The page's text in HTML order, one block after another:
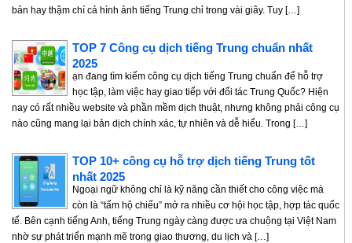
bản hay thậm chí cả hình ảnh tiếng Trung chỉ trong vài giây. Tuy […]
TOP 7 Công cụ dịch tiếng Trung chuẩn nhất
2025
ạn đang tìm kiếm công cụ dịch tiếng Trung chuẩn để hỗ trợ
học tập, làm việc hay giao tiếp với đối tác Trung Quốc? Hiện
nay có rất nhiều website và phần mềm dịch thuật, nhưng không phải công cụ
nào cũng mang lại bản dịch chính xác, tự nhiên và dễ hiểu. Trong […]
TOP 10+ công cụ hỗ trợ dịch tiếng Trung tốt
nhất 2025
Ngoại ngữ không chỉ là kỹ năng cần thiết cho công việc mà
còn là “tấm hộ chiếu” mở ra nhiều cơ hội học tập, hợp tác quốc
tế. Bên cạnh tiếng Anh, tiếng Trung ngày càng được ưa chuộng tại Việt Nam
nhờ sự phát triển mạnh mẽ trong giao thương, du lịch và […]